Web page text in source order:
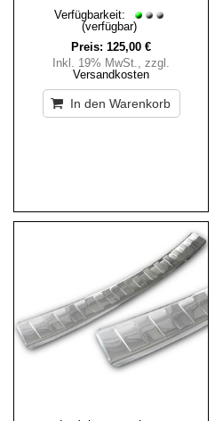
Verfügbarkeit:
(verfügbar)
Preis: 125,00 €
Inkl. 19% MwSt., zzgl.
Versandkosten
In den Warenkorb